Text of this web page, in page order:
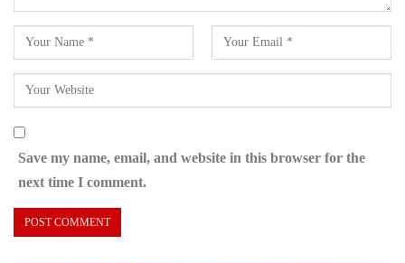
Save my name, email, and website in this browser for the
next time I comment.